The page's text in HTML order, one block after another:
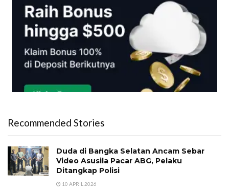
Recommended Stories
Duda di Bangka Selatan Ancam Sebar
Video Asusila Pacar ABG, Pelaku
Ditangkap Polisi
10 APRIL 2026